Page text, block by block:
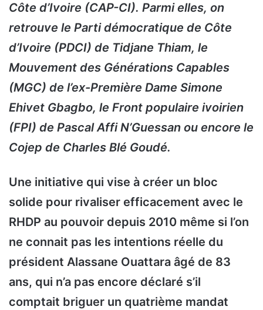
Côte d’Ivoire (CAP-CI). Parmi elles, on
retrouve le Parti démocratique de Côte
d’Ivoire (PDCI) de Tidjane Thiam, le
Mouvement des Générations Capables
(MGC) de l’ex-Première Dame Simone
Ehivet Gbagbo, le Front populaire ivoirien
(FPI) de Pascal Affi N’Guessan ou encore le
Cojep de Charles Blé Goudé.
Une initiative qui vise à créer un bloc
solide pour rivaliser efficacement avec le
RHDP au pouvoir depuis 2010 même si l’on
ne connait pas les intentions réelle du
président Alassane Ouattara âgé de 83
ans, qui n’a pas encore déclaré s’il
comptait briguer un quatrième mandat